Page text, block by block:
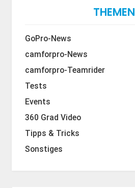
THEMEN
GoPro-News
camforpro-News
camforpro-Teamrider
Tests
Events
360 Grad Video
Tipps & Tricks
Sonstiges